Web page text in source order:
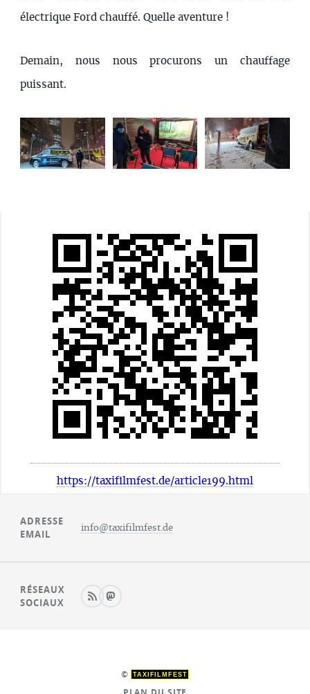
électrique Ford chauffé. Quelle aventure !
Demain, nous nous procurons un chauffage
puissant.
https://taxifilmfest.de/article199.html
ADRESSE
EMAIL
info@taxifilmfest.de
RÉSEAUX
SOCIAUX
© TAXIFILMFEST